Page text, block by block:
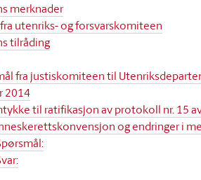
merknader
utenriks- og forsvarskomiteen
tilråding
fra justiskomiteen til
2014
til ratifikasjon av protokoll nr. 15
og endringer i